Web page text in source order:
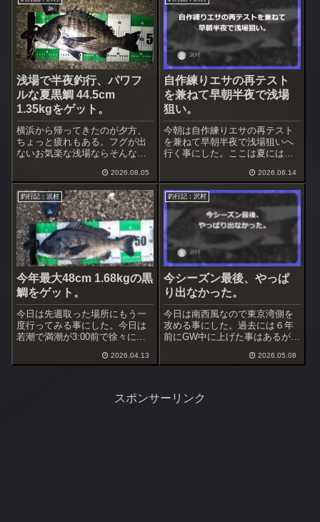
浅場で半夜釣行、パワフ
ルな夏黒鯛 44.5cm
1.35kgをゲット。
横浜から帰ってきたのが夕方、
ちょっと疲れもある。フグが出
ないお気楽な浅場ならそんなに
る事にした。心配なのはうねり
で左右へ落ち着かない流れ。う
ねりは前回より弱いので大丈夫
だろうと思った。
2026.08.05
自作練りエサの再テスト
を兼ねて早朝半夜で浅場
狙い。
今朝は自作練りエサの再テスト
を兼ねて早朝半夜で浅場狙いへ
行く事にした。ここは夏には実
不発だった。海面まで棚引く海
藻は先日の台風で切れただろ
う。満潮は2:30、その前後を深
夜～早朝まで半夜で狙う事にし
た。
2026.06.14
釣行記：沢村
今年最大48cm 1.68kgの黒
鯛をゲット。
今日は先週取った場所にもう一
度行ってみる事にした。今日は
若潮で満潮が3:00前で徐々に下
出ないかも知れないがやってみ
2026.04.13
釣行記：沢村
今シーズン最後、やっぱ
り出なかった。
今日は南西風なので東京湾側を
攻める事にした。過去には６年
前にGW中に上げた事はあるが、
れなければ今シーズンは諦める
2026.05.08
スポンサーリンク